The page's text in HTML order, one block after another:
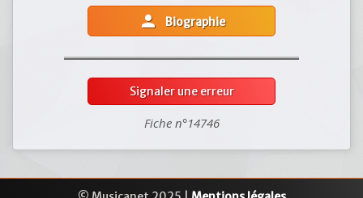
person Biographie
Signaler une erreur
Fiche n°14746